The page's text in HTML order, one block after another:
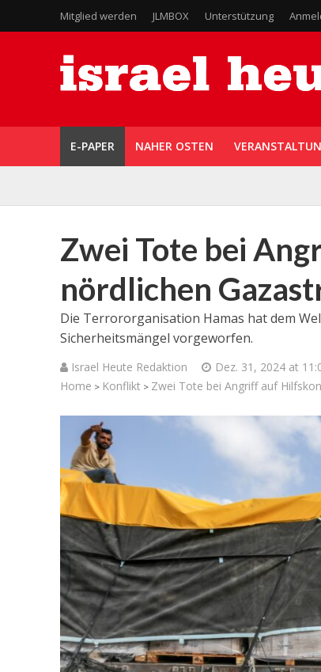
Mitglied werden JLMBOX Unterstützung
E-PAPER NAHER OSTEN
Zwei Tote bei
nördlichen
Die Terrororganisation Hamas hat dem
Sicherheitsmängel vorgeworfen.
Israel Heute Redaktion Dez. 31, 2024 at
Home > Konflikt > Zwei Tote bei Angriff auf
die